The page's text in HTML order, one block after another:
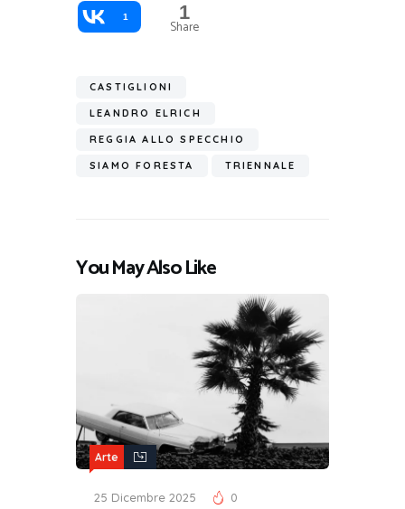
1 1
Share
CASTIGLIONI
LEANDRO ELRICH
REGGIA ALLO SPECCHIO
SIAMO FORESTA TRIENNALE
You May Also Like
Arte
25 Dicembre 2025 0